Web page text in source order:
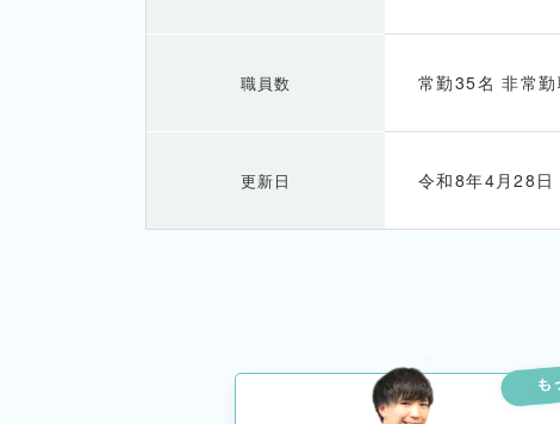
職員数 常勤35名 非常勤
更新日 令和8年4月28日